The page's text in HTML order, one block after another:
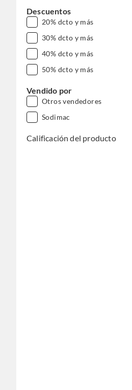
Descuentos
20% dcto y más
30% dcto y más
40% dcto y más
50% dcto y más
Vendido por
Otros vendedores
Sodimac
Calificación del producto